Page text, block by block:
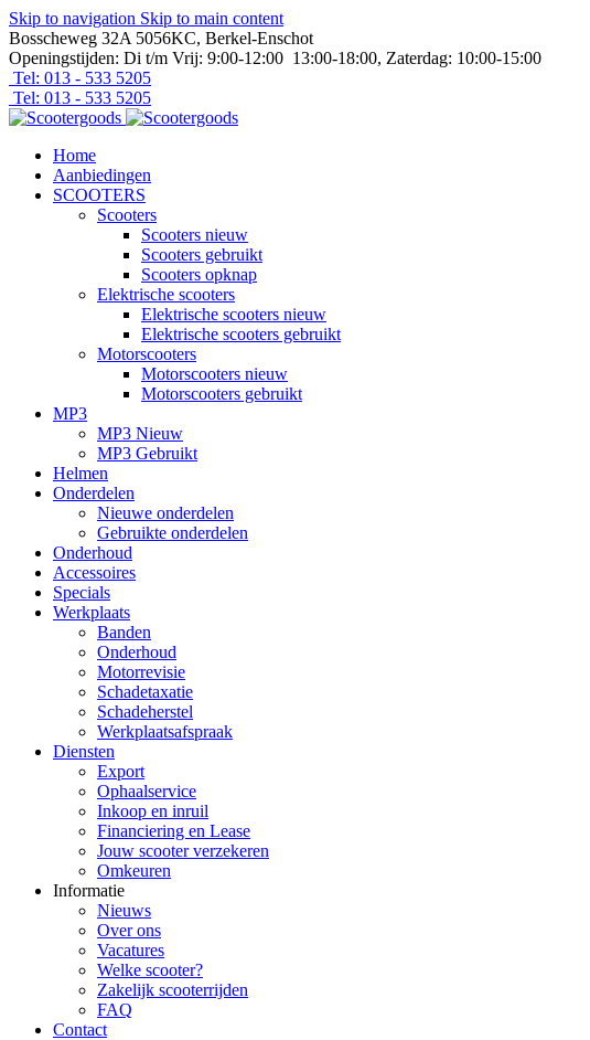
Skip to navigation Skip to main content
Bosscheweg 32A 5056KC, Berkel-Enschot
Openingstijden: Di t/m Vrij: 9:00-12:00 13:00-18:00, Zaterdag: 10:00-15:00
Tel: 013 - 533 5205
Tel: 013 - 533 5205
Home
Aanbiedingen
SCOOTERS
Scooters
Scooters nieuw
Scooters gebruikt
Scooters opknap
Elektrische scooters
Elektrische scooters nieuw
Elektrische scooters gebruikt
Motorscooters
Motorscooters nieuw
Motorscooters gebruikt
MP3
MP3 Nieuw
MP3 Gebruikt
Helmen
Onderdelen
Nieuwe onderdelen
Gebruikte onderdelen
Onderhoud
Accessoires
Specials
Werkplaats
Banden
Onderhoud
Motorrevisie
Schadetaxatie
Schadeherstel
Werkplaatsafspraak
Diensten
Export
Ophaalservice
Inkoop en inruil
Financiering en Lease
Jouw scooter verzekeren
Omkeuren
Informatie
Nieuws
Over ons
Vacatures
Welke scooter?
Zakelijk scooterrijden
FAQ
Contact